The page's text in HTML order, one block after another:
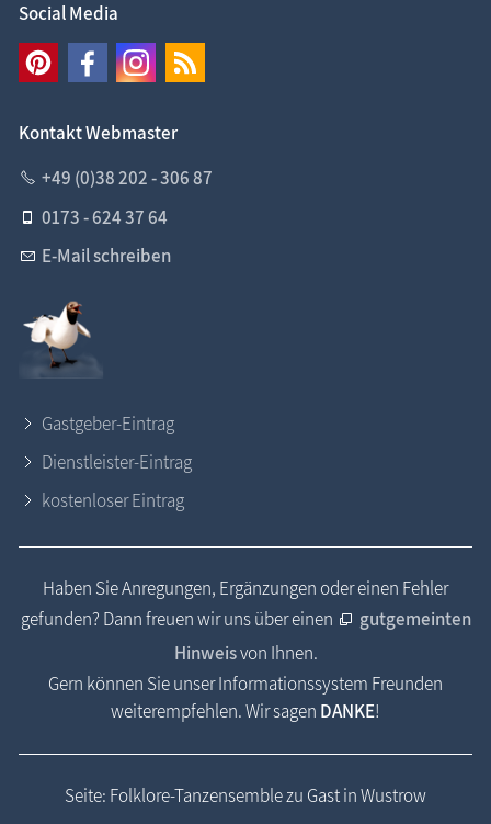
Social Media
Kontakt Webmaster
+49 (0)38 202 - 306 87
0173 - 624 37 64
E-Mail schreiben
Gastgeber-Eintrag
Dienstleister-Eintrag
kostenloser Eintrag
Haben Sie Anregungen, Ergänzungen oder einen Fehler
gefunden? Dann freuen wir uns über einen
gutgemeinten
Hinweisvon Ihnen.
Gern können Sie unser Informationssystem Freunden
weiterempfehlen. Wir sagen DANKE!
Seite: Folklore-Tanzensemble zu Gast in Wustrow